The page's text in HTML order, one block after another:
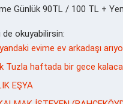
Günlük 90TL / 100 TL +
de okuyabilirsin:
evime ev arkadaşı
Tuzla haftada bir gece
EŞYA